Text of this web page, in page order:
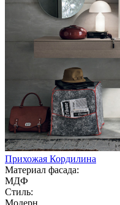
Прихожая Кордилина
Материал фасада:
МДФ
Стиль:
Модерн